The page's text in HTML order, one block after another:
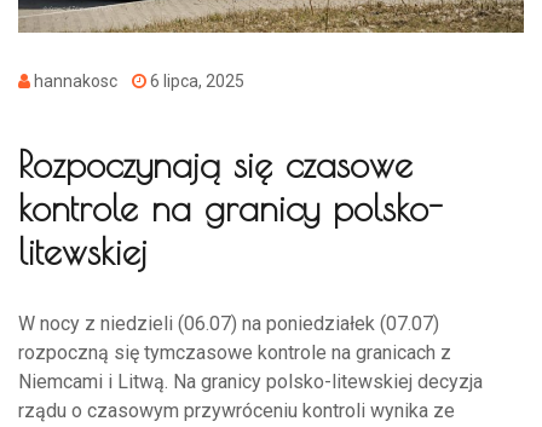
hannakosc 6 lipca, 2025
Rozpoczynają się czasowe
kontrole na granicy polsko-
litewskiej
W nocy z niedzieli (06.07) na poniedziałek (07.07)
rozpoczną się tymczasowe kontrole na granicach z
Niemcami i Litwą. Na granicy polsko-litewskiej decyzja
rządu o czasowym przywróceniu kontroli wynika ze